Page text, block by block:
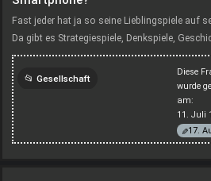
Fast jeder hat ja so seine Lieblingspiele auf
Da gibt es Strategiespiele, Denkspiele,
Actionspiele und vieles mehr. Ich spiele...
Diese
wurde
am:
11. Juli
17.
Gesellschaft